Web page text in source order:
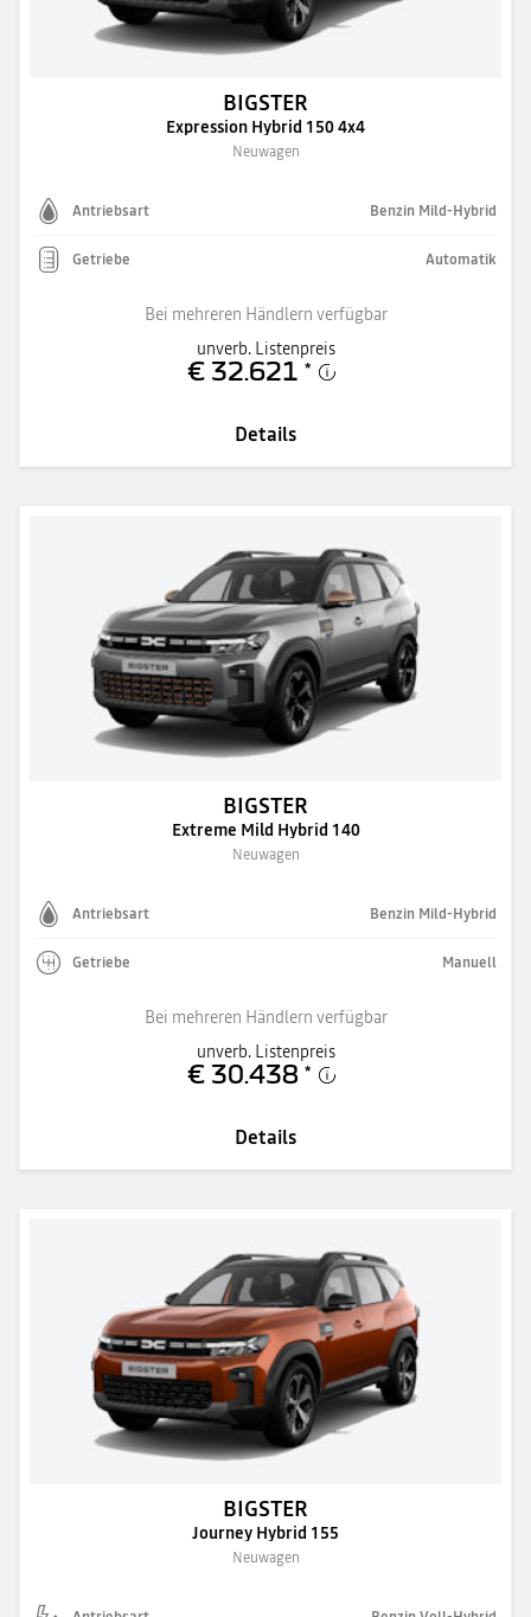
BIGSTER
Expression Hybrid 150 4x4
Neuwagen
Antriebsart Benzin Mild-Hybrid
Getriebe Automatik
Bei mehreren Händlern verfügbar
unverb. Listenpreis
€ 32.621 *
Details
BIGSTER
Extreme Mild Hybrid 140
Neuwagen
Antriebsart Benzin Mild-Hybrid
Getriebe Manuell
Bei mehreren Händlern verfügbar
unverb. Listenpreis
€ 30.438 *
Details
BIGSTER
Journey Hybrid 155
Neuwagen